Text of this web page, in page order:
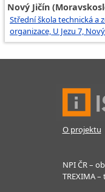
Nový Jičín
Střední škola technická a
organizace, U Jezu 7,
O projektu
NPI ČR –
TREXIMA